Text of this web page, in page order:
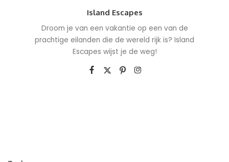
Island Escapes
Droom je van een vakantie op een van de
prachtige eilanden die de wereld rijk is? Island
Escapes wijst je de weg!